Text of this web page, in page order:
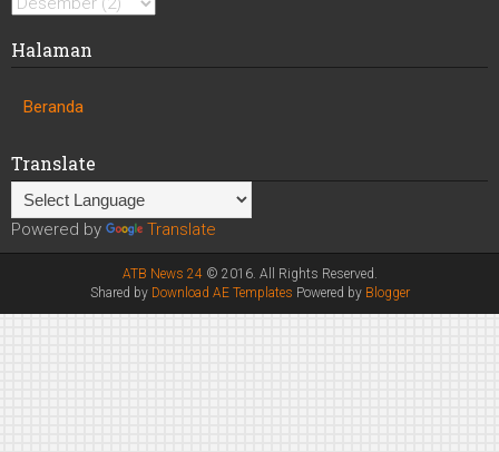
Halaman
Beranda
Translate
Powered by Translate
ATB News 24© 2016. All Rights Reserved.
Shared by Download AE Templates Powered by Blogger